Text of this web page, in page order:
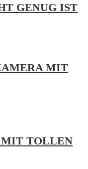
GENUG IST
MIT
MIT TOLLEN